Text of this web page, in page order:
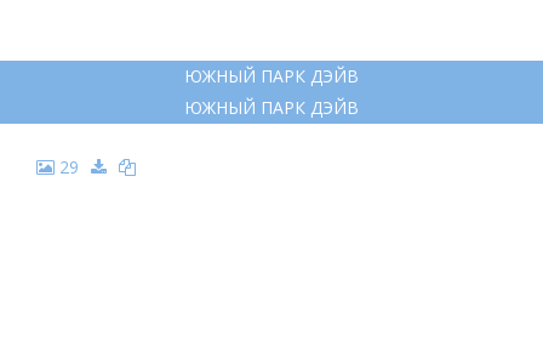
ЮЖНЫЙ ПАРК ДЭЙВ
ЮЖНЫЙ ПАРК ДЭЙВ
29